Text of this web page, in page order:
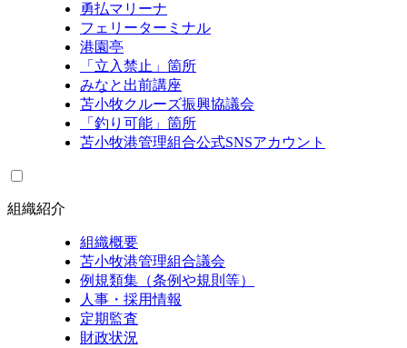
勇払マリーナ
フェリーターミナル
港園亭
「立入禁止」箇所
みなと出前講座
苫小牧クルーズ振興協議会
「釣り可能」箇所
苫小牧港管理組合公式SNSアカウント
組織紹介
組織概要
苫小牧港管理組合議会
例規類集（条例や規則等）
人事・採用情報
定期監査
財政状況